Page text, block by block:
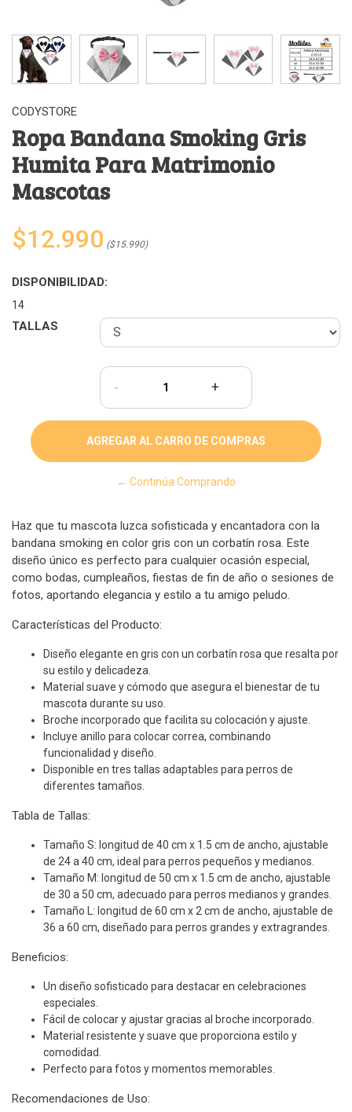
CODYSTORE
Ropa Bandana Smoking Gris
Humita Para Matrimonio
Mascotas
$12.990 ($15.990)
DISPONIBILIDAD:
14
TALLAS
- +
← Continúa Comprando
Haz que tu mascota luzca sofisticada y encantadora con la
bandana smoking en color gris con un corbatín rosa. Este
diseño único es perfecto para cualquier ocasión especial,
como bodas, cumpleaños, fiestas de fin de año o sesiones de
fotos, aportando elegancia y estilo a tu amigo peludo.
Características del Producto:
Diseño elegante en gris con un corbatín rosa que resalta por
su estilo y delicadeza.
Material suave y cómodo que asegura el bienestar de tu
mascota durante su uso.
Broche incorporado que facilita su colocación y ajuste.
Incluye anillo para colocar correa, combinando
funcionalidad y diseño.
Disponible en tres tallas adaptables para perros de
diferentes tamaños.
Tabla de Tallas:
Tamaño S: longitud de 40 cm x 1.5 cm de ancho, ajustable
de 24 a 40 cm, ideal para perros pequeños y medianos.
Tamaño M: longitud de 50 cm x 1.5 cm de ancho, ajustable
de 30 a 50 cm, adecuado para perros medianos y grandes.
Tamaño L: longitud de 60 cm x 2 cm de ancho, ajustable de
36 a 60 cm, diseñado para perros grandes y extragrandes.
Beneficios:
Un diseño sofisticado para destacar en celebraciones
especiales.
Fácil de colocar y ajustar gracias al broche incorporado.
Material resistente y suave que proporciona estilo y
comodidad.
Perfecto para fotos y momentos memorables.
Recomendaciones de Uso: